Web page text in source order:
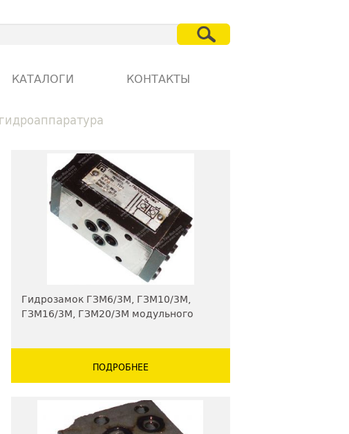
КАТАЛОГИ КОНТАКТЫ
Гидрозамок ГЗМ6/3М, ГЗМ10/3М,
ГЗМ16/3М, ГЗМ20/3М модульного
ПОДРОБНЕЕ